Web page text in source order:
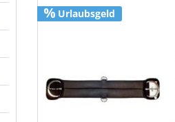
Urlaubsgeld